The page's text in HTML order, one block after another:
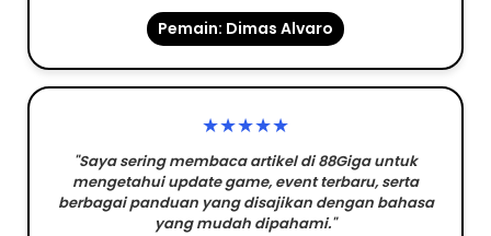
Pemain: Dimas Alvaro
★★★★★
"Saya sering membaca artikel di 88Giga untuk
mengetahui update game, event terbaru, serta
berbagai panduan yang disajikan dengan bahasa
yang mudah dipahami."